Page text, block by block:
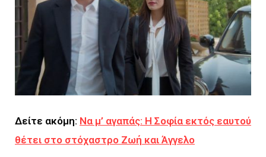
Δείτε ακόμη: Να μ’ αγαπάς: Η Σοφία εκτός εαυτού
θέτει στο στόχαστρο Ζωή και Άγγελο